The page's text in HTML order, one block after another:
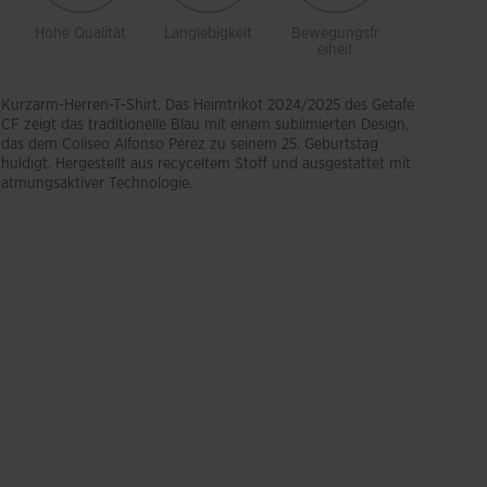
Hohe Qualität Langlebigkeit
Bewegungsfr
eiheit
Kurzarm-Herren-T-Shirt. Das Heimtrikot 2024/2025 des Getafe
CF zeigt das traditionelle Blau mit einem sublimierten Design,
das dem Coliseo Alfonso Pérez zu seinem 25. Geburtstag
huldigt. Hergestellt aus recyceltem Stoff und ausgestattet mit
atmungsaktiver Technologie.